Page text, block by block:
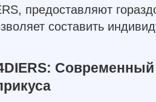
предоставляют
составить